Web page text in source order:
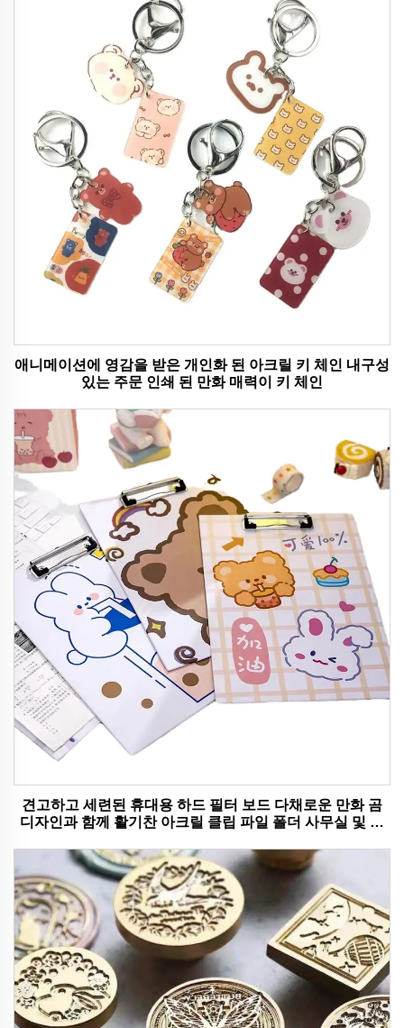
애니메이션에 영감을 받은 개인화 된 아크릴 키 체인 내구성
있는 주문 인쇄 된 만화 매력이 키 체인
견고하고 세련된 휴대용 하드 필터 보드 다채로운 만화 곰
디자인과 함께 활기찬 아크릴 클립 파일 폴더 사무실 및 학